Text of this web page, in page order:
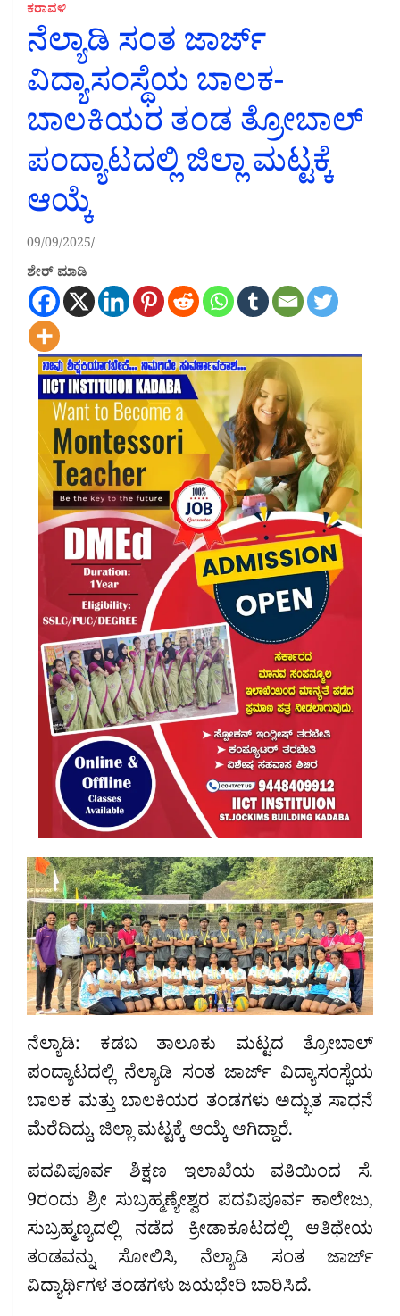
ಕರಾವಳಿ
ನೆಲ್ಯಾಡಿ ಸಂತ ಜಾರ್ಜ್
ವಿದ್ಯಾಸಂಸ್ಥೆಯ ಬಾಲಕ-
ಬಾಲಕಿಯರ ತಂಡ ತ್ರೋಬಾಲ್
ಪಂದ್ಯಾಟದಲ್ಲಿ ಜಿಲ್ಲಾ ಮಟ್ಟಕ್ಕೆ
ಆಯ್ಕೆ
09/09/2025
ಶೇರ್ ಮಾಡಿ
ನೆಲ್ಯಾಡಿ: ಕಡಬ ತಾಲೂಕು ಮಟ್ಟದ ತ್ರೋಬಾಲ್
ಪಂದ್ಯಾಟದಲ್ಲಿ ನೆಲ್ಯಾಡಿ ಸಂತ ಜಾರ್ಜ್ ವಿದ್ಯಾಸಂಸ್ಥೆಯ
ಬಾಲಕ ಮತ್ತು ಬಾಲಕಿಯರ ತಂಡಗಳು ಅದ್ಭುತ ಸಾಧನೆ
ಮೆರೆದಿದ್ದು, ಜಿಲ್ಲಾ ಮಟ್ಟಕ್ಕೆ ಆಯ್ಕೆ ಆಗಿದ್ದಾರೆ.
ಪದವಿಪೂರ್ವ ಶಿಕ್ಷಣ ಇಲಾಖೆಯ ವತಿಯಿಂದ ಸೆ.
9ರಂದು ಶ್ರೀ ಸುಬ್ರಹ್ಮಣ್ಯೇಶ್ವರ ಪದವಿಪೂರ್ವ ಕಾಲೇಜು,
ಸುಬ್ರಹ್ಮಣ್ಯದಲ್ಲಿ ನಡೆದ ಕ್ರೀಡಾಕೂಟದಲ್ಲಿ ಆತಿಥೇಯ
ತಂಡವನ್ನು ಸೋಲಿಸಿ, ನೆಲ್ಯಾಡಿ ಸಂತ ಜಾರ್ಜ್
ವಿದ್ಯಾರ್ಥಿಗಳ ತಂಡಗಳು ಜಯಭೇರಿ ಬಾರಿಸಿದೆ.